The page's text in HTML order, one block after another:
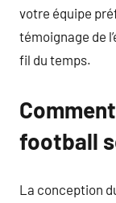
votre équipe
témoignage de
fil du temps.
football
La conception